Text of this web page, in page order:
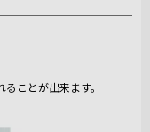
ことが出来ます。